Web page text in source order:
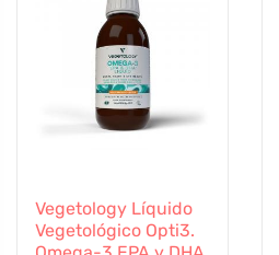
Vegetology Líquido
Vegetológico Opti3.